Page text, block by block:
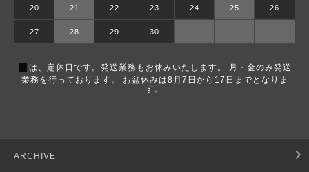
20 21 22 23 24 25 26
27 28 29 30
■ は、定休日です。発送業務もお休みいたします。 月・金のみ発送
業務を行っております。 お盆休みは8月7日から17日までとなりま
す。
ARCHIVE